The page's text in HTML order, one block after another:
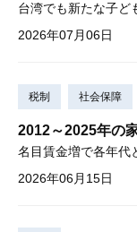
台湾でも新たな子ど
2026年07月06日
税制 社会保障
2012～2025年の
2026年06月15日